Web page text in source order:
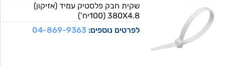
שקית חבק פלסטיק עמיד (אזיקון)
380X4.8 (100יח’)
לפרטים נוספים:04-869-9363